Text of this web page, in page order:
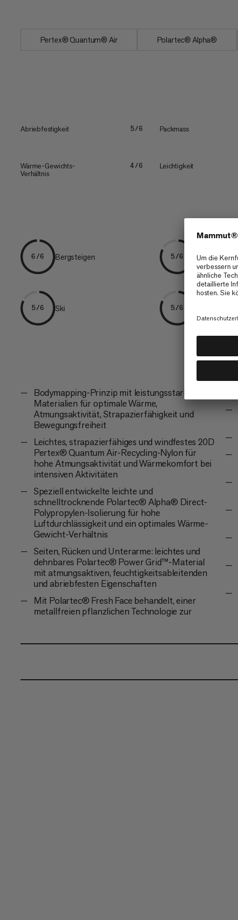
Pertex® Quantum® Air Polartec® Alpha®
Abriebfestigkeit 5/6 Packmass
Wärme-Gewichts-
Verhältnis
4/6 Leichtigkeit
6/6 Bergsteigen 5/6 Freeriden
5/6 Ski 5/6
Bodymapping-Prinzip mit leistungsstarken
Materialien für optimale Wärme,
Atmungsaktivität, Strapazierfähigkeit und
Bewegungsfreiheit
Leichtes, strapazierfähiges und windfestes 20D
Pertex® Quantum Air-Recycling-Nylon für
hohe Atmungsaktivität und Wärmekomfort bei
intensiven Aktivitäten
Speziell entwickelte leichte und
schnelltrocknende Polartec® Alpha® Direct-
Polypropylen-Isolierung für hohe
Luftdurchlässigkeit und ein optimales Wärme-
Gewicht-Verhältnis
Seiten, Rücken und Unterarme: leichtes und
dehnbares Polartec® Power Grid™-Material
mit atmungsaktiven, feuchtigkeitsableitenden
und abriebfesten Eigenschaften
Mit Polartec® Fresh Face behandelt, einer
metallfreien pflanzlichen Technologie zur